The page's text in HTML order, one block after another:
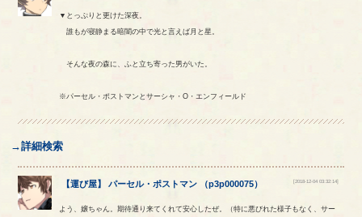
▼とっぷりと更けた深夜。
誰もが寝静まる暗闇の中で光と言えば月と星。
そんな夜の森に、ふと立ち寄った男がいた。
※パーセル・ポストマンとサーシャ・O・エンフィールド
→詳細検索
【運び屋】パーセル・ ポストマン （p3p000075） [2018-12-04 03:32:14]
よう、嬢ちゃん。期待通り来てくれて安心したぜ。（特に悪びれた様子もなく、サー